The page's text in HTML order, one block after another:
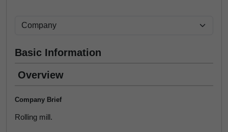
Basic Information
Overview
Company Brief
Rolling mill.